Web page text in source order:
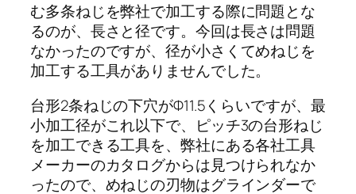
む多条ねじを弊社で加工する際に問題とな
るのが、長さと径です。今回は長さは問題
なかったのですが、径が小さくてめねじを
加工する工具がありませんでした。
台形2条ねじの下穴がΦ11.5くらいですが、最
小加工径がこれ以下で、ピッチ3の台形ねじ
を加工できる工具を、弊社にある各社工具
メーカーのカタログからは見つけられなか
ったので、めねじの刃物はグラインダーで